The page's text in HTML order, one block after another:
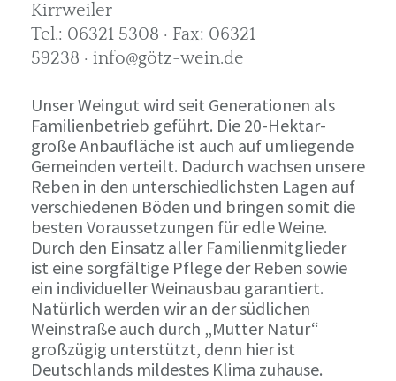
Kirrweiler
Tel.: 06321 5308 · Fax: 06321
59238 · info@götz-wein.de
Unser Weingut wird seit Generationen als
Familienbetrieb geführt. Die 20-Hektar-
große Anbaufläche ist auch auf umliegende
Gemeinden verteilt. Dadurch wachsen unsere
Reben in den unterschiedlichsten Lagen auf
verschiedenen Böden und bringen somit die
besten Voraussetzungen für edle Weine.
Durch den Einsatz aller Familienmitglieder
ist eine sorgfältige Pflege der Reben sowie
ein individueller Weinausbau garantiert.
Natürlich werden wir an der südlichen
Weinstraße auch durch „Mutter Natur“
großzügig unterstützt, denn hier ist
Deutschlands mildestes Klima zuhause.